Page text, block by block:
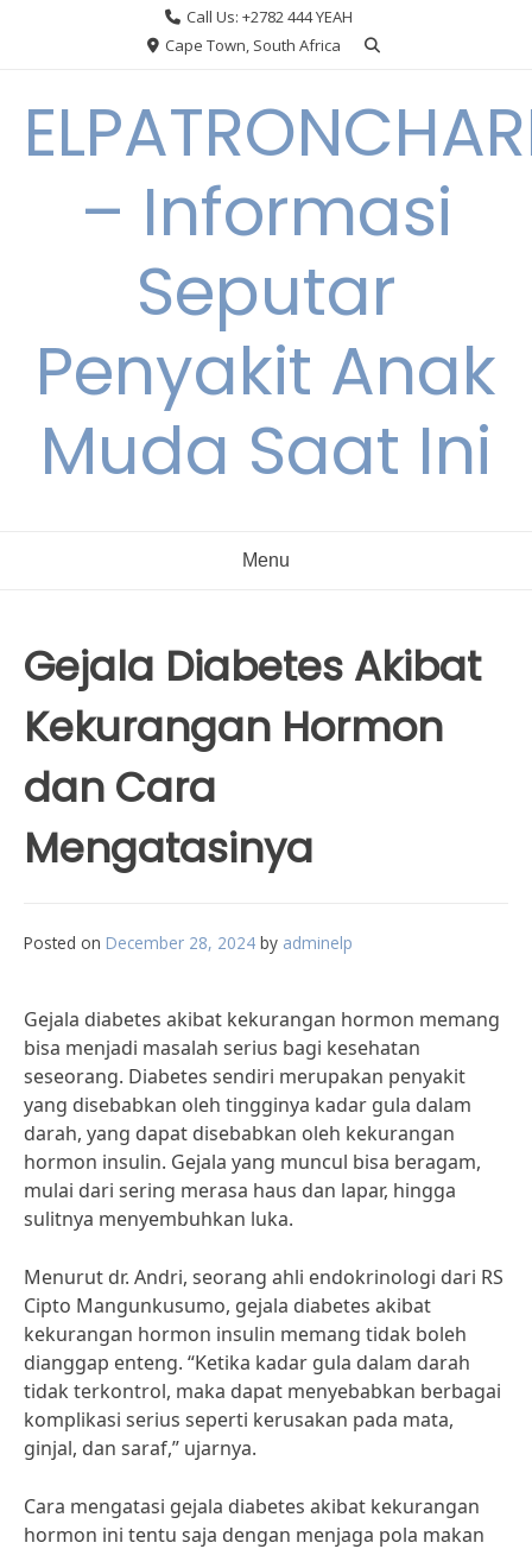
Call Us: +2782 444 YEAH
Cape Town, South Africa
– Informasi
Seputar
Penyakit Anak
Muda Saat Ini
Menu
Gejala Diabetes Akibat
Kekurangan Hormon
dan Cara
Mengatasinya
Posted on December 28, 2024 by adminelp
Gejala diabetes akibat kekurangan hormon memang
bisa menjadi masalah serius bagi kesehatan
seseorang. Diabetes sendiri merupakan penyakit
yang disebabkan oleh tingginya kadar gula dalam
darah, yang dapat disebabkan oleh kekurangan
hormon insulin. Gejala yang muncul bisa beragam,
mulai dari sering merasa haus dan lapar, hingga
sulitnya menyembuhkan luka.
Menurut dr. Andri, seorang ahli endokrinologi dari RS
Cipto Mangunkusumo, gejala diabetes akibat
kekurangan hormon insulin memang tidak boleh
dianggap enteng. “Ketika kadar gula dalam darah
tidak terkontrol, maka dapat menyebabkan berbagai
komplikasi serius seperti kerusakan pada mata,
ginjal, dan saraf,” ujarnya.
Cara mengatasi gejala diabetes akibat kekurangan
hormon ini tentu saja dengan menjaga pola makan